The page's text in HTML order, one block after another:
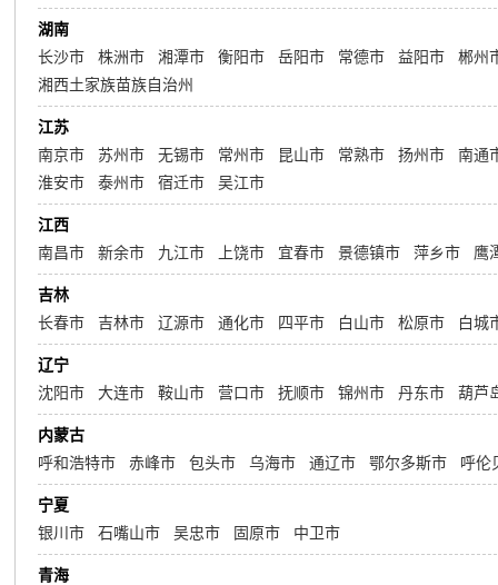
湖南
长沙市
株洲市 湘潭市 衡阳市 岳阳市 常德市 益阳市
郴州
湘西土家族苗族自治州
江苏
南京市
苏州市 无锡市 常州市 昆山市 常熟市 扬州市
南通
淮安市
泰州市 宿迁市 吴江市
江西
南昌市
新余市 九江市 上饶市 宜春市 景德镇市 萍乡市 鹰
吉林
长春市
吉林市 辽源市 通化市 四平市 白山市 松原市 白城
辽宁
沈阳市
大连市 鞍山市 营口市 抚顺市 锦州市 丹东市 葫芦
内蒙古
呼和浩特市
赤峰市 包头市 乌海市 通辽市 鄂尔多斯市 呼伦
宁夏
银川市
石嘴山市 吴忠市 固原市 中卫市
青海